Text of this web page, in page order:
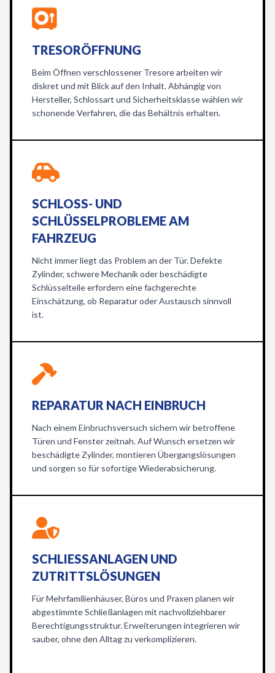
TRESORÖFFNUNG
Beim Öffnen verschlossener Tresore arbeiten wir
diskret und mit Blick auf den Inhalt. Abhängig von
Hersteller, Schlossart und Sicherheitsklasse wählen wir
schonende Verfahren, die das Behältnis erhalten.
SCHLOSS- UND
SCHLÜSSELPROBLEME AM
FAHRZEUG
Nicht immer liegt das Problem an der Tür. Defekte
Zylinder, schwere Mechanik oder beschädigte
Schlüsselteile erfordern eine fachgerechte
Einschätzung, ob Reparatur oder Austausch sinnvoll
ist.
REPARATUR NACH EINBRUCH
Nach einem Einbruchsversuch sichern wir betroffene
Türen und Fenster zeitnah. Auf Wunsch ersetzen wir
beschädigte Zylinder, montieren Übergangslösungen
und sorgen so für sofortige Wiederabsicherung.
SCHLIESSANLAGEN UND Z
UTRITTSLÖSUNGEN
Für Mehrfamilienhäuser, Büros und Praxen planen wir
abgestimmte Schließanlagen mit nachvollziehbarer
Berechtigungsstruktur. Erweiterungen integrieren wir
sauber, ohne den Alltag zu verkomplizieren.